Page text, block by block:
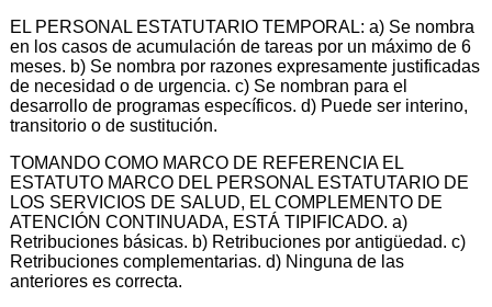
EL PERSONAL ESTATUTARIO TEMPORAL: a) Se nombra
en los casos de acumulación de tareas por un máximo de 6
meses. b) Se nombra por razones expresamente justificadas
de necesidad o de urgencia. c) Se nombran para el
desarrollo de programas específicos. d) Puede ser interino,
transitorio o de sustitución.
TOMANDO COMO MARCO DE REFERENCIA EL
ESTATUTO MARCO DEL PERSONAL ESTATUTARIO DE
LOS SERVICIOS DE SALUD, EL COMPLEMENTO DE
ATENCIÓN CONTINUADA, ESTÁ TIPIFICADO. a)
Retribuciones básicas. b) Retribuciones por antigüedad. c)
Retribuciones complementarias. d) Ninguna de las
anteriores es correcta.